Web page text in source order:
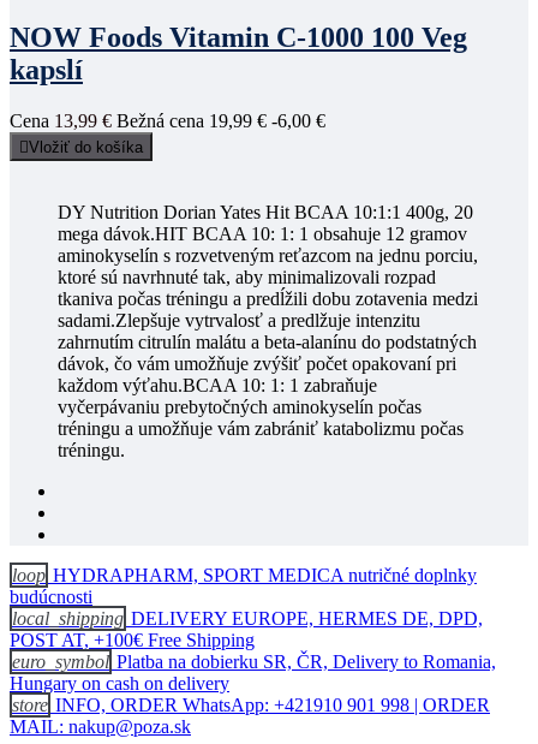
NOW Foods Vitamin C-1000 100 Veg
kapslí
Cena 13,99 € Bežná cena 19,99 € -6,00 €
Vložiť do košíka
DY Nutrition Dorian Yates Hit BCAA 10:1:1 400g, 20
mega dávok.HIT BCAA 10: 1: 1 obsahuje 12 gramov
aminokyselín s rozvetveným reťazcom na jednu porciu,
ktoré sú navrhnuté tak, aby minimalizovali rozpad
tkaniva počas tréningu a predĺžili dobu zotavenia medzi
sadami.Zlepšuje vytrvalosť a predlžuje intenzitu
zahrnutím citrulín malátu a beta-alanínu do podstatných
dávok, čo vám umožňuje zvýšiť počet opakovaní pri
každom výťahu.BCAA 10: 1: 1 zabraňuje
vyčerpávaniu prebytočných aminokyselín počas
tréningu a umožňuje vám zabrániť katabolizmu počas
tréningu.
loop HYDRAPHARM, SPORT MEDICA nutričné doplnky
budúcnosti
local_shipping DELIVERY EUROPE, HERMES DE, DPD,
POST AT, +100€ Free Shipping
euro_symbol Platba na dobierku SR, ČR, Delivery to Romania,
Hungary on cash on delivery
store INFO, ORDER WhatsApp: +421910 901 998 | ORDER
MAIL: nakup@poza.sk